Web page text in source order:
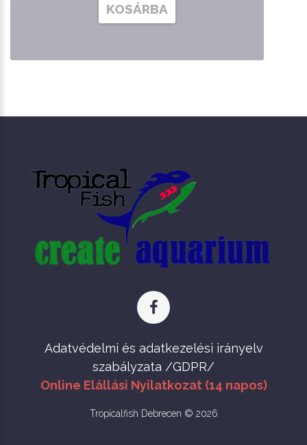
KOSÁRBA
Adatvédelmi és adatkezelési irányelv
szabályzata /GDPR/
Online Elállási Nyilatkozat (14 napos)
Tropicalfish Debrecen © 2026